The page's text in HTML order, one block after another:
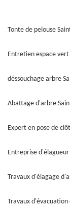
Tonte de pelouse
Entretien espace
déssouchage arbre
Abattage d'arbre
Expert en pose de
Entreprise
Travaux d'élagage
Travaux d'évacuation